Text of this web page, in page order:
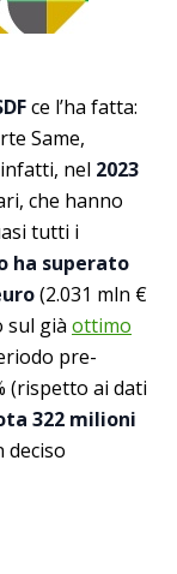
ce l’ha fatta:
Same,
nel 2023
che hanno
tutti i
ha superato
(2.031 mln €
sul già ottimo
pre-
(rispetto ai dati
322 milioni
deciso